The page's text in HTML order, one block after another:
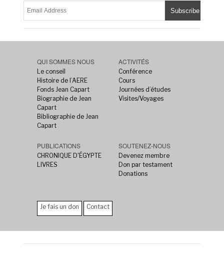
QUI SOMMES NOUS
Le conseil
Histoire de l’AERE
Fonds Jean Capart
Biographie de Jean
Capart
Bibliographie de Jean
Capart
ACTIVITÉS
Conférence
Cours
Journées d’études
Visites/Voyages
PUBLICATIONS
CHRONIQUE D'ÉGYPTE
LIVRES
SOUTENEZ-NOUS
Devenez membre
Don par testament
Donations
Je fais un don Contact